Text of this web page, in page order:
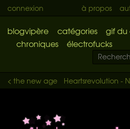
connexion à propos
blogvipère catégories
gif
chroniques
électrofucks
Heartsrevolution -
< the new age